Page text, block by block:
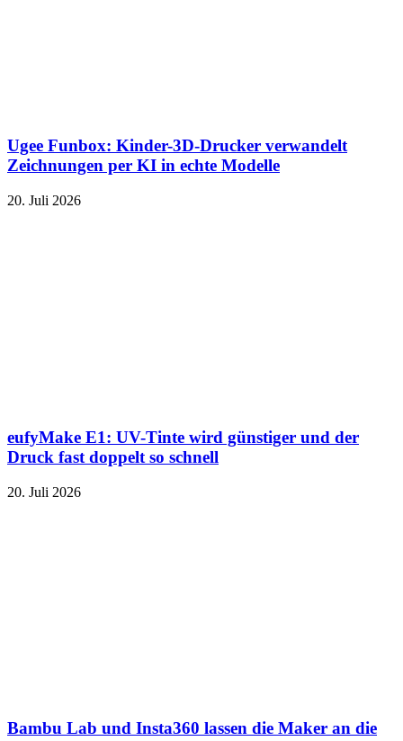
Ugee Funbox: Kinder-3D-Drucker verwandelt
Zeichnungen per KI in echte Modelle
20. Juli 2026
eufyMake E1: UV-Tinte wird günstiger und der
Druck fast doppelt so schnell
20. Juli 2026
Bambu Lab und Insta360 lassen die Maker an die